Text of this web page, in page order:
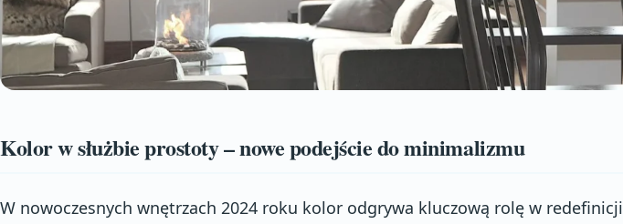
Kolor w służbie prostoty – nowe podejście do minimalizmu
W nowoczesnych wnętrzach 2024 roku kolor odgrywa kluczową rolę w redefinicji